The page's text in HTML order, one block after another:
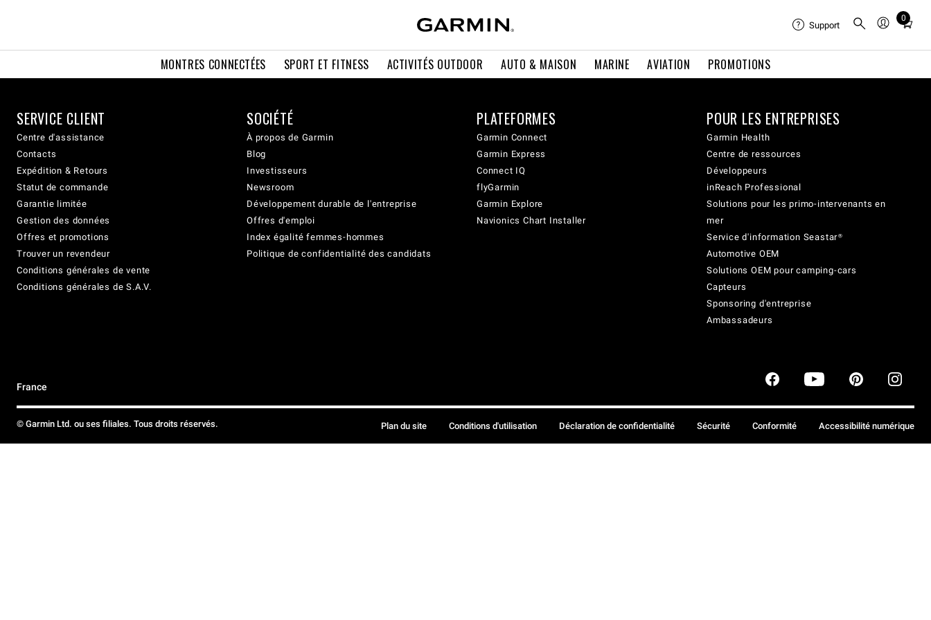
MONTRES CONNECTÉES SPORT ET FITNESS ACTIVITÉS OUTDOOR AUTO & MAISON MARINE AVIATION PROMOTIONS
Support
0
Total
cart:
SERVICE CLIENT
Centre d'assistance
Contacts
Expédition & Retours
Statut de commande
Garantie limitée
Gestion des données
Offres et promotions
Trouver un revendeur
Conditions générales de vente
Conditions générales de S.A.V.
SOCIÉTÉ
À propos de Garmin
Blog
Investisseurs
Newsroom
Développement durable de l'entreprise
Offres d'emploi
Index égalité femmes-hommes
Politique de confidentialité des candidats
PLATEFORMES
Garmin Connect
Garmin Express
Connect IQ
flyGarmin
Garmin Explore
Navionics Chart Installer
POUR LES ENTREPRISES
Garmin Health
Centre de ressources
Développeurs
inReach Professional
Solutions pour les primo-intervenants en
mer
Service d'information Seastar®
Automotive OEM
Solutions OEM pour camping-cars
Capteurs
Sponsoring d'entreprise
Ambassadeurs
France
© Garmin Ltd. ou ses filiales. Tous droits réservés. Plan du site Conditions d'utilisation Déclaration de confidentialité Sécurité Conformité Accessibilité numérique